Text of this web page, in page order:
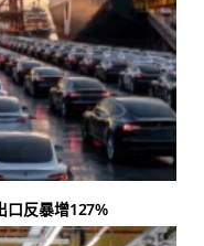
口反暴增127%